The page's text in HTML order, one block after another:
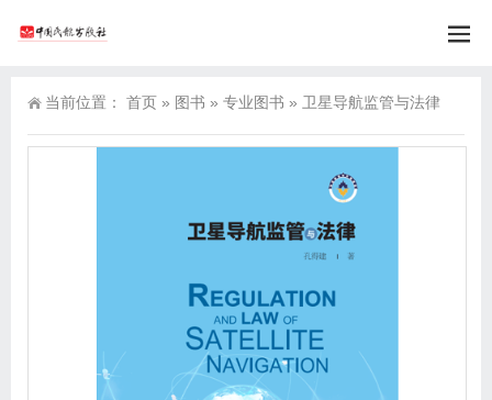
当前位置： 首页 » 图书 » 专业图书 » 卫星导航监管与法律